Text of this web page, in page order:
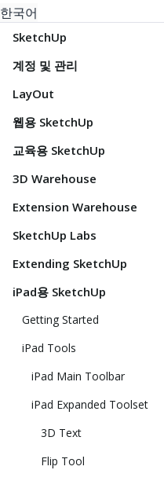
한국어
SketchUp
계정 및 관리
LayOut
웹용 SketchUp
교육용 SketchUp
3D Warehouse
Extension Warehouse
SketchUp Labs
Extending SketchUp
iPad용 SketchUp
Getting Started
iPad Tools
iPad Main Toolbar
iPad Expanded Toolset
3D Text
Flip Tool